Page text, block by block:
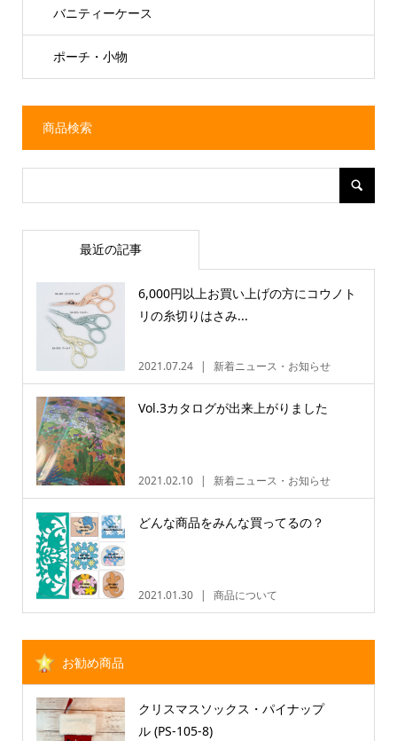
バニティーケース
ポーチ・小物
商品検索
最近の記事
6,000円以上お買い上げの方にコウノト
リの糸切りはさみ...
2021.07.24 新着ニュース・お知らせ
Vol.3カタログが出来上がりました
2021.02.10 新着ニュース・お知らせ
どんな商品をみんな買ってるの？
2021.01.30 商品について
お勧め商品
クリスマスソックス・パイナップ
ル (PS-105-8)